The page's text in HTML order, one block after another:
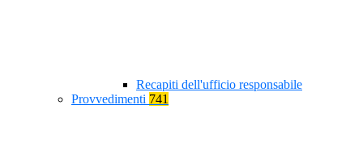
Recapiti dell'ufficio responsabile
Provvedimenti 741